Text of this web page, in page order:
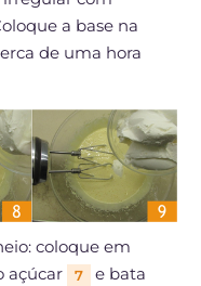
a base na
de uma hora
coloque em
açúcar
7
e bata